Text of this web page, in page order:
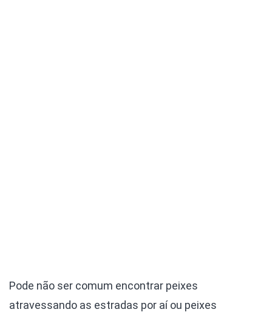
Pode não ser comum encontrar peixes
atravessando as estradas por aí ou peixes